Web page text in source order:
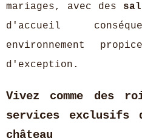
mariages, avec des
d'accueil
environnement
d'exception.
Vivez comme des
services exclusifs
château